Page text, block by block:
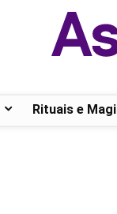
Rituais e